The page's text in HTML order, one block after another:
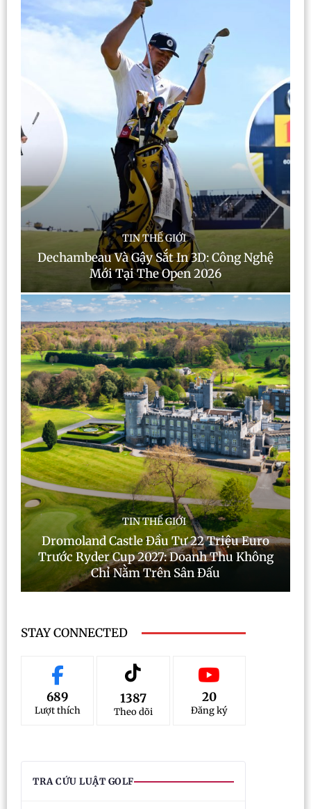
TIN THẾ GIỚI
Dechambeau Và Gậy Sắt In 3D: Công Nghệ
Mới Tại The Open 2026
TIN THẾ GIỚI
Dromoland Castle Đầu Tư 22 Triệu Euro
Trước Ryder Cup 2027: Doanh Thu Không
Chỉ Nằm Trên Sân Đấu
STAY CONNECTED
689
Lượt thích
1387
Theo dõi
20
Đăng ký
TRA CỨU LUẬT GOLF